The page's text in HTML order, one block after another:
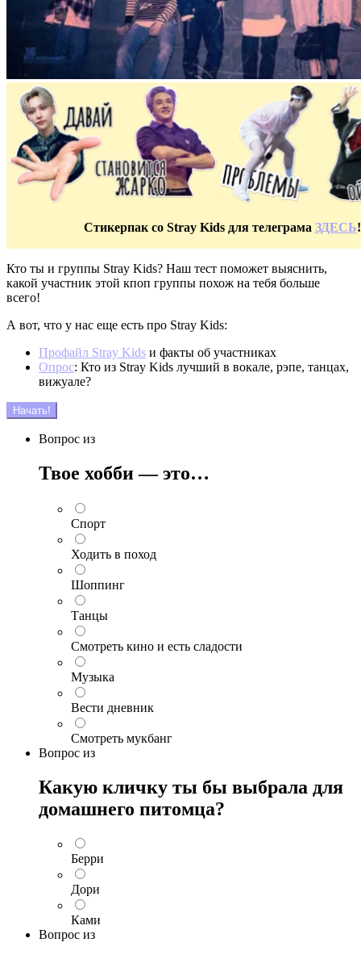
Cтикерпак со Stray Kids для телеграма ЗДЕСЬ!
Кто ты и группы Stray Kids? Наш тест поможет выяснить,
какой участник этой кпоп группы похож на тебя больше
всего!
А вот, что у нас еще есть про Stray Kids:
Профайл Stray Kids и факты об участниках
Опрос: Кто из Stray Kids лучший в вокале, рэпе, танцах,
вижуале?
Начать!
Вопрос из
Твое хобби — это…
Спорт
Ходить в поход
Шоппинг
Танцы
Смотреть кино и есть сладости
Музыка
Вести дневник
Смотреть мукбанг
Вопрос из
Какую кличку ты бы выбрала для
домашнего питомца?
Берри
Дори
Ками
Вопрос из